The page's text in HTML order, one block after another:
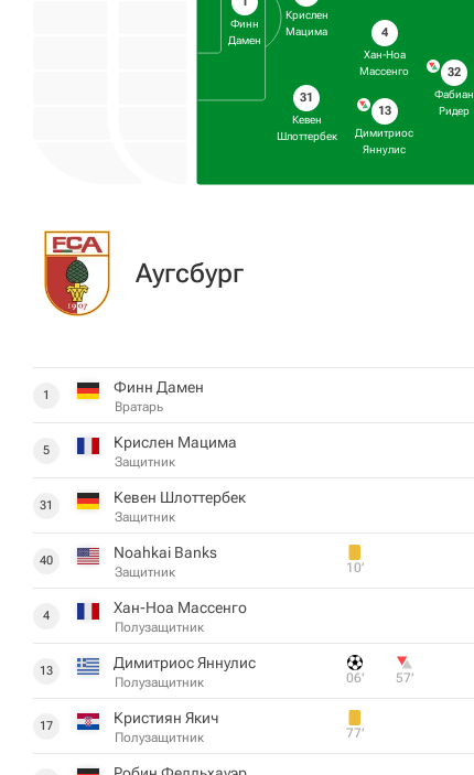
Финн
Дамен
Крислен
Мацима
31
Кевен
Шлоттербек
4
Хан-Ноа
Массенго
13
Димитриос
Яннулис
32
Фабиан
Ридер
Аугсбург
1 Финн Дамен
Вратарь
5 Крислен Мацима
Защитник
31 Кевен Шлоттербек
Защитник
40 Noahkai Banks
Защитник 10‎’‎
4 Хан-Ноа Массенго
Полузащитник
13 Димитриос Яннулис
Полузащитник 06‎’‎ 57‎’‎
17 Кристиян Якич
Полузащитник 77‎’‎